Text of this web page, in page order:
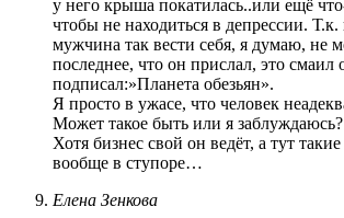
у него крыша покатилась..или ещё
чтобы не находиться в депрессии. Т.к.
мужчина так вести себя, я думаю, не
последнее, что он прислал, это смаил
подписал:»Планета обезьян».
Я просто в ужасе, что человек
Может такое быть или я заблуждаюсь?
Хотя бизнес свой он ведёт, а тут
вообще в ступоре…
Елена Зенкова